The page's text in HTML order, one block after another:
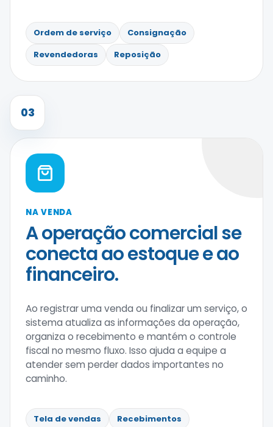
Ordem de serviço
Consignação
Revendedoras
Reposição
03
NA VENDA
A operação comercial se
conecta ao estoque e ao
financeiro.
Ao registrar uma venda ou finalizar um serviço, o
sistema atualiza as informações da operação,
organiza o recebimento e mantém o controle
fiscal no mesmo fluxo. Isso ajuda a equipe a
atender sem perder dados importantes no
caminho.
Tela de vendas
Recebimentos